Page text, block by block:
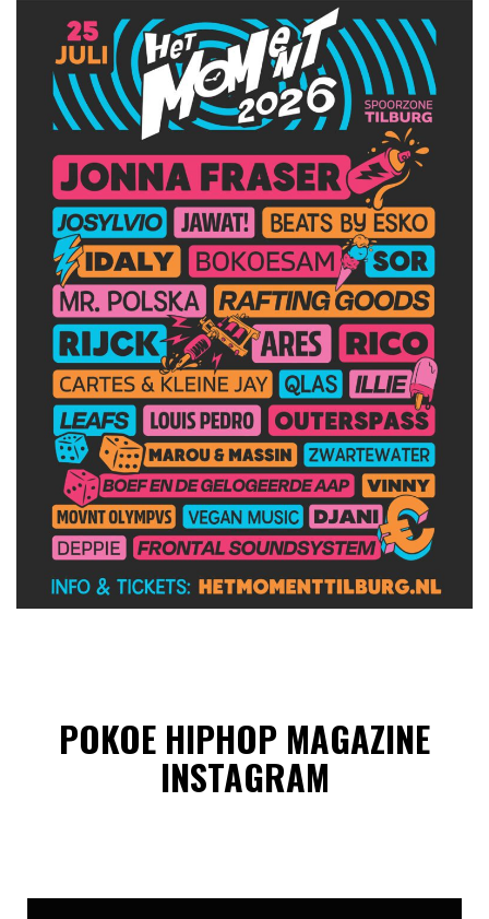
POKOE HIPHOP MAGAZINE
INSTAGRAM